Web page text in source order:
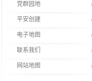
党群园地
平安创建
电子地图
联系我们
网站地图